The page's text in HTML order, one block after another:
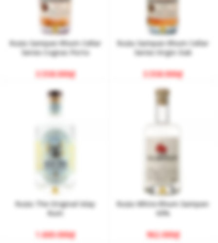
Rượu Sampan Rhum Cellar
Series Cognac Porto
3.558.000₫
Rượu Sampan Rhum Cellar
Series Virgin Oak
3.558.000₫
Rượu The Original Islay
Rum
1.600.000₫
Rượu White Rhum Sampan
43%
962.000₫